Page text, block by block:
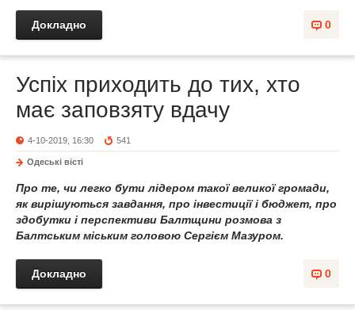
0
Докладно
Успіх приходить до тих, хто
має заповзяту вдачу
4-10-2019, 16:30 541
Одеськi вiстi
Про те, чи легко бути лідером такої великої громади,
як вирішуються завдання, про інвестиції і бюджет, про
здобутки і перспективи Балтщини розмова з
Балтським міським головою Сергієм Мазуром.
0
Докладно